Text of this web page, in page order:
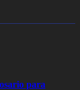
para